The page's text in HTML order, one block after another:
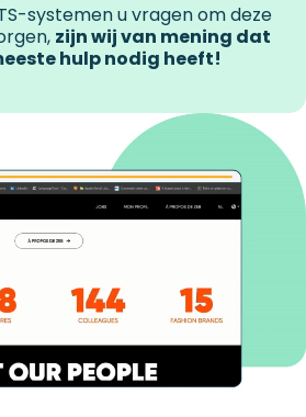
systemenuvragenomdeze
, zijn wij van mening dat
hulp nodig heeft!